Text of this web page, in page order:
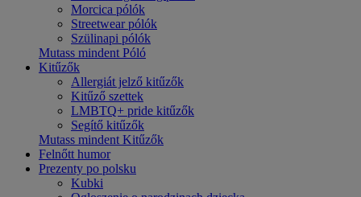
Morcica pólók
Streetwear pólók
Szülinapi pólók
Mutass mindent Póló
Kitűzők
Allergiát jelző kitűzők
Kitűző szettek
LMBTQ+ pride kitűzők
Segítő kitűzők
Mutass mindent Kitűzők
Felnőtt humor
Prezenty po polsku
Kubki